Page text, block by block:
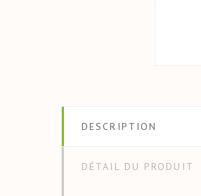
DESCRIPTION
DÉTAIL DU PRODUIT